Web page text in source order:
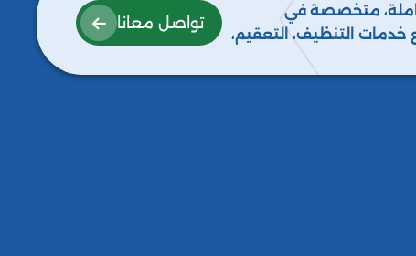
متخصصة في
خدمات التنظيف، التعقيم،
تواصل معانا